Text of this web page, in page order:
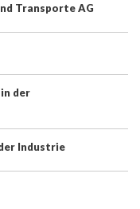
Transporte AG
der
Industrie